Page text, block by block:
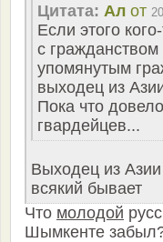
Цитата: Ал от
Если этого
с гражданством
упомянутым
выходец из
Пока что
гвардейцев...
Выходец из
всякий бывает
Что молодой
Шымкенте